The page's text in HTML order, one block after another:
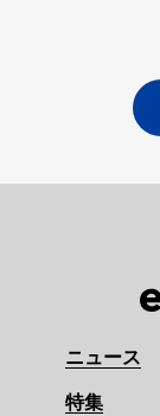
ニュース
特集